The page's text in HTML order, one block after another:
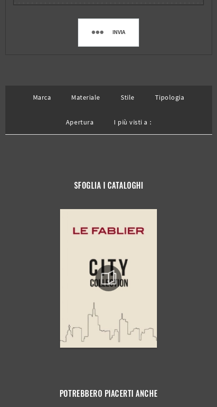
INVIA
Marca Materiale Stile Tipologia
Apertura I più visti a :
SFOGLIA I CATALOGHI
POTREBBERO PIACERTI ANCHE